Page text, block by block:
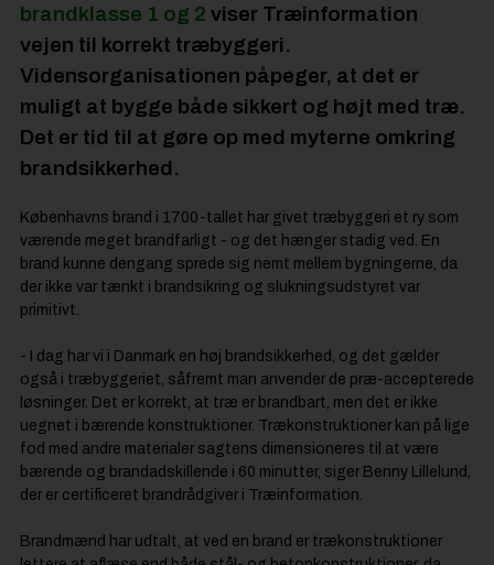
brandklasse 1 og 2 viser Træinformation
vejen til korrekt træbyggeri.
Vidensorganisationen påpeger, at det er
muligt at bygge både sikkert og højt med træ.
Det er tid til at gøre op med myterne omkring
brandsikkerhed.
Københavns brand i 1700-tallet har givet træbyggeri et ry som
værende meget brandfarligt - og det hænger stadig ved. En
brand kunne dengang sprede sig nemt mellem bygningerne, da
der ikke var tænkt i brandsikring og slukningsudstyret var
primitivt.
- I dag har vi i Danmark en høj brandsikkerhed, og det gælder
også i træbyggeriet, såfremt man anvender de præ-accepterede
løsninger. Det er korrekt, at træ er brandbart, men det er ikke
uegnet i bærende konstruktioner. Trækonstruktioner kan på lige
fod med andre materialer sagtens dimensioneres til at være
bærende og brandadskillende i 60 minutter, siger Benny Lillelund,
der er certificeret brandrådgiver i Træinformation.
Brandmænd har udtalt, at ved en brand er trækonstruktioner